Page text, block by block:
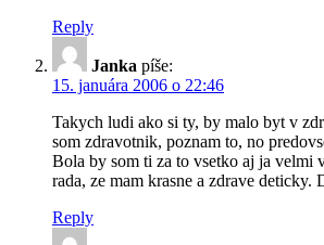
Reply
Janka píše:
15. januára 2006 o 22:46
Takych ludi ako si ty, by malo byt v
som zdravotnik, poznam to, no
Bola by som ti za to vsetko aj ja velmi
rada, ze mam krasne a zdrave deticky.
Reply